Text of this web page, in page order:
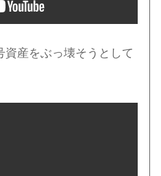
産をぶっ壊そうとして